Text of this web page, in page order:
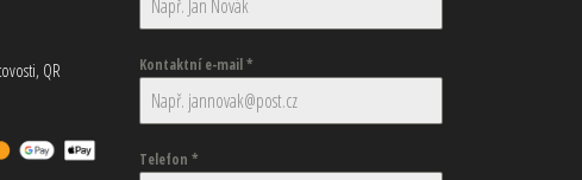
QR
Kontaktní e-mail*
Telefon *